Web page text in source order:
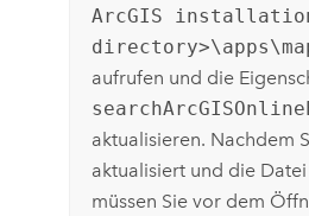
ArcGIS
aufrufen und die
aktualisieren. Nachdem
aktualisiert und die
müssen Sie vor dem